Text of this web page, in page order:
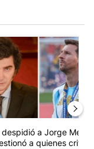
histórico de
de tendencia con
despidió a Jorge Messi
a quienes crit...